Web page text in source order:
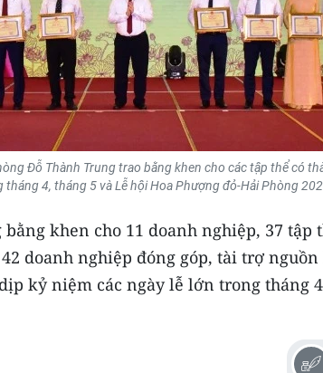
Đỗ Thành Trung trao bằng khen cho các tập thể có
4, tháng 5 và Lễ hội Hoa Phượng đỏ-Hải Phòng
khen cho 11 doanh nghiệp, 37 tập
doanh nghiệp đóng góp, tài trợ
kỷ niệm các ngày lễ lớn trong tháng